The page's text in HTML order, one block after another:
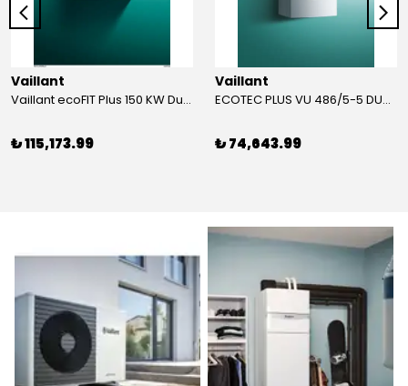
Vaillant
Vaillant ecoFIT Plus 150 KW Duvar Tipi Yoğuşmalı KAZAN
₺ 115,173.99
Vaillant
ECOTEC PLUS VU 486/5-5 DUVAR TİPİ YOĞUŞMALI KAZAN
₺ 74,643.99